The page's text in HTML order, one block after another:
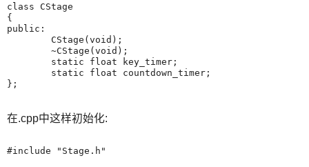
class CStage
{
public:
	CStage(void);
	~CStage(void);
	static float key_timer;
	static float countdown_timer;
};
在.cpp中这样初始化:
#include "Stage.h"